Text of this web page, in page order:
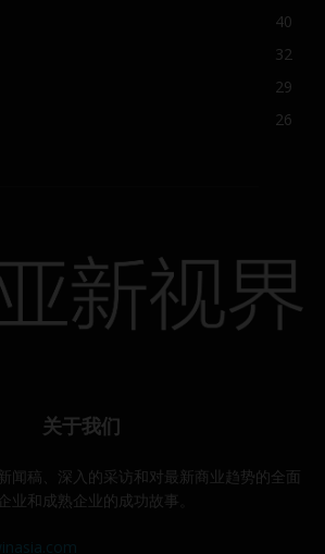
40
32
29
26
关于我们
闻稿、深入的采访和对最新商业趋势的全面
业和成熟企业的成功故事。